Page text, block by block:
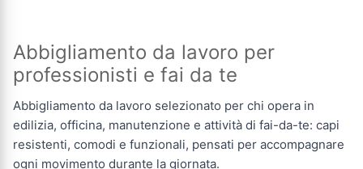
Abbigliamento da lavoro per
professionisti e fai da te
Abbigliamento da lavoro selezionato per chi opera in
edilizia, officina, manutenzione e attività di fai-da-te: capi
resistenti, comodi e funzionali, pensati per accompagnare
ogni movimento durante la giornata.